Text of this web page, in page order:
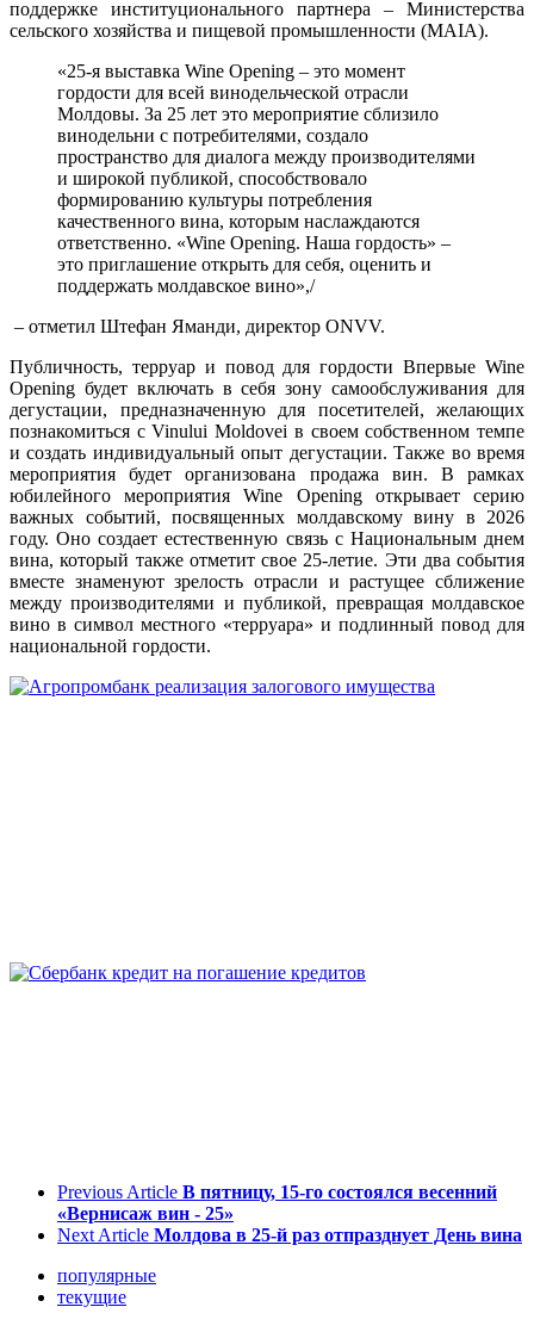
поддержке институционального партнера – Министерства
сельского хозяйства и пищевой промышленности (MAIA).
«25-я выставка Wine Opening – это момент
гордости для всей винодельческой отрасли
Молдовы. За 25 лет это мероприятие сблизило
винодельни с потребителями, создало
пространство для диалога между производителями
и широкой публикой, способствовало
формированию культуры потребления
качественного вина, которым наслаждаются
ответственно. «Wine Opening. Наша гордость» –
это приглашение открыть для себя, оценить и
поддержать молдавское вино»,/
– отметил Штефан Яманди, директор ONVV.
Публичность, терруар и повод для гордости Впервые Wine
Opening будет включать в себя зону самообслуживания для
дегустации, предназначенную для посетителей, желающих
познакомиться с Vinului Moldovei в своем собственном темпе
и создать индивидуальный опыт дегустации. Также во время
мероприятия будет организована продажа вин. В рамках
юбилейного мероприятия Wine Opening открывает серию
важных событий, посвященных молдавскому вину в 2026
году. Оно создает естественную связь с Национальным днем
вина, который также отметит свое 25-летие. Эти два события
вместе знаменуют зрелость отрасли и растущее сближение
между производителями и публикой, превращая молдавское
вино в символ местного «терруара» и подлинный повод для
национальной гордости.
Previous Article В пятницу, 15-го состоялся весенний
«Вернисаж вин - 25»
Next Article Молдова в 25-й раз отпразднует День вина
популярные
текущие